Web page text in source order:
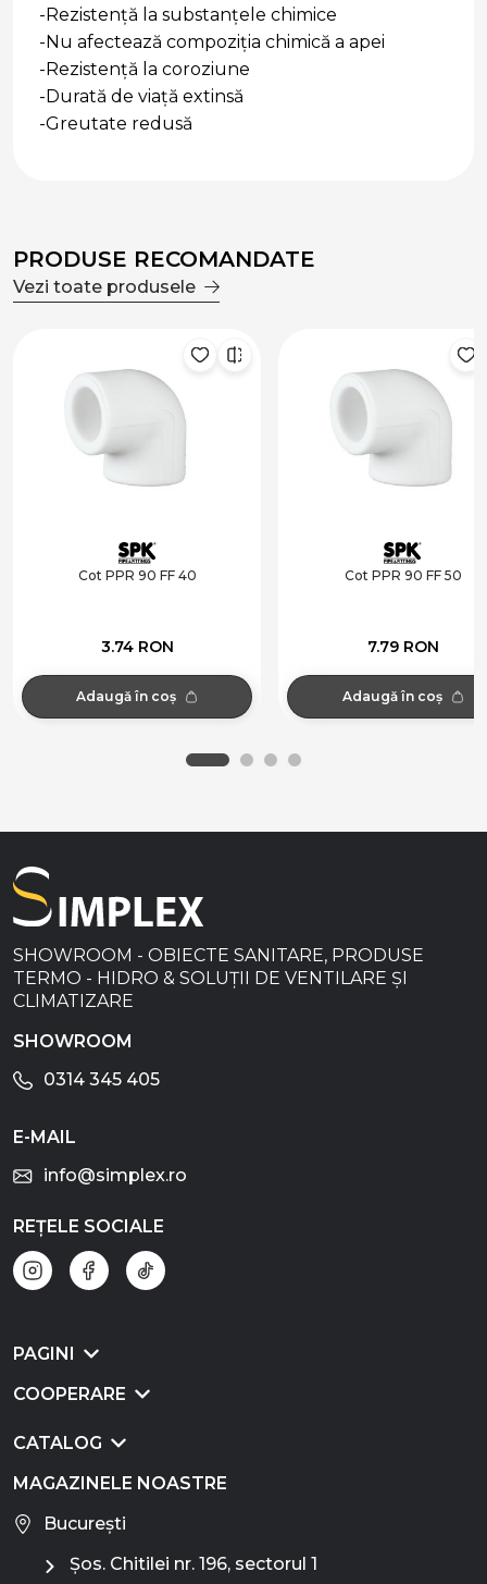
-Rezistență la substanțele chimice
-Nu afectează compoziția chimică a apei
-Rezistență la coroziune
-Durată de viață extinsă
-Greutate redusă
PRODUSE RECOMANDATE
Vezi toate produsele
Cot PPR 90 FF 40
3.74 RON
Adaugă în coș
Cot PPR 90 FF 50
7.79 RON
Adaugă în coș
SHOWROOM - OBIECTE SANITARE, PRODUSE
TERMO - HIDRO & SOLUȚII DE VENTILARE ȘI
CLIMATIZARE
SHOWROOM
0314 345 405
E-MAIL
info@simplex.ro
REȚELE SOCIALE
PAGINI
COOPERARE
CATALOG
MAGAZINELE NOASTRE
București
Șos. Chitilei nr. 196, sectorul 1